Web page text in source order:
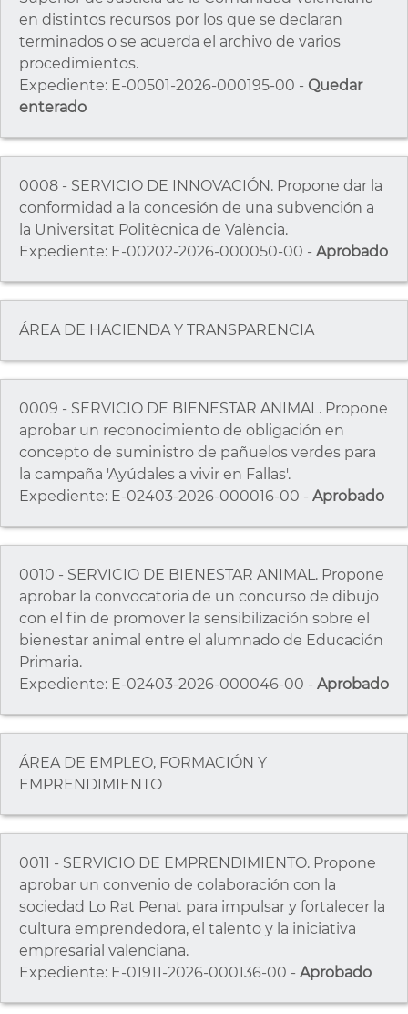
en distintos recursos por los que se declaran
terminados o se acuerda el archivo de varios
procedimientos.
Expediente: E-00501-2026-000195-00 - Quedar
enterado
0008 - SERVICIO DE INNOVACIÓN. Propone dar la
conformidad a la concesión de una subvención a
la Universitat Politècnica de València.
Expediente: E-00202-2026-000050-00 - Aprobado
ÁREA DE HACIENDA Y TRANSPARENCIA
0009 - SERVICIO DE BIENESTAR ANIMAL. Propone
aprobar un reconocimiento de obligación en
concepto de suministro de pañuelos verdes para
la campaña 'Ayúdales a vivir en Fallas'.
Expediente: E-02403-2026-000016-00 - Aprobado
0010 - SERVICIO DE BIENESTAR ANIMAL. Propone
aprobar la convocatoria de un concurso de dibujo
con el fin de promover la sensibilización sobre el
bienestar animal entre el alumnado de Educación
Primaria.
Expediente: E-02403-2026-000046-00 - Aprobado
ÁREA DE EMPLEO, FORMACIÓN Y
EMPRENDIMIENTO
0011 - SERVICIO DE EMPRENDIMIENTO. Propone
aprobar un convenio de colaboración con la
sociedad Lo Rat Penat para impulsar y fortalecer la
cultura emprendedora, el talento y la iniciativa
empresarial valenciana.
Expediente: E-01911-2026-000136-00 - Aprobado